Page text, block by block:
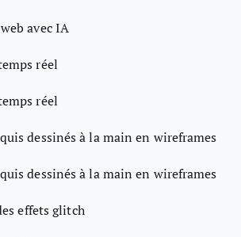
avec IA
réel
réel
dessinés à la main en wireframes
dessinés à la main en wireframes
effets glitch